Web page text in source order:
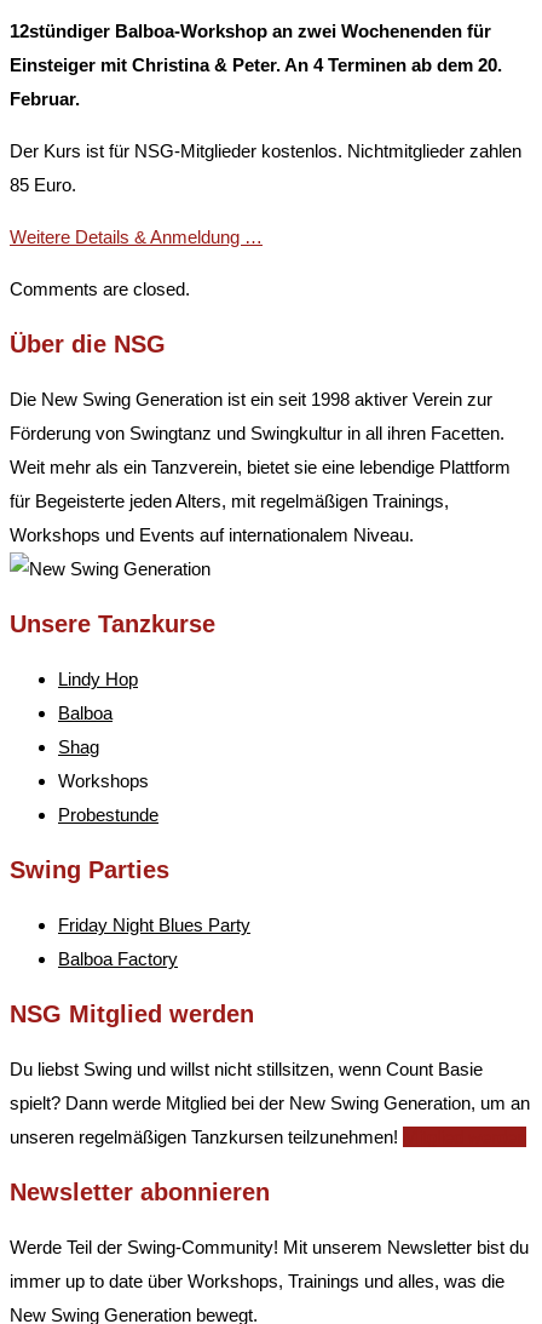
12stündiger Balboa-Workshop an zwei Wochenenden für
Einsteiger mit Christina & Peter. An 4 Terminen ab dem 20.
Februar.
Der Kurs ist für NSG-Mitglieder kostenlos. Nichtmitglieder zahlen
85 Euro.
Weitere Details & Anmeldung …
Comments are closed.
Über die NSG
Die New Swing Generation ist ein seit 1998 aktiver Verein zur
Förderung von Swingtanz und Swingkultur in all ihren Facetten.
Weit mehr als ein Tanzverein, bietet sie eine lebendige Plattform
für Begeisterte jeden Alters, mit regelmäßigen Trainings,
Workshops und Events auf internationalem Niveau.
Unsere Tanzkurse
Lindy Hop
Balboa
Shag
Workshops
Probestunde
Swing Parties
Friday Night Blues Party
Balboa Factory
NSG Mitglied werden
Du liebst Swing und willst nicht stillsitzen, wenn Count Basie
spielt? Dann werde Mitglied bei der New Swing Generation, um an
unseren regelmäßigen Tanzkursen teilzunehmen!
Newsletter abonnieren
Werde Teil der Swing-Community! Mit unserem Newsletter bist du
immer up to date über Workshops, Trainings und alles, was die
New Swing Generation bewegt.